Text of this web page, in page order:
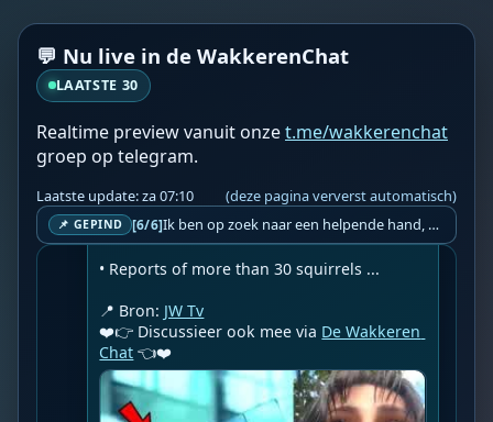
💬 Nu live in de WakkerenChat
LAATSTE 30
Realtime preview vanuit onzet.me/wakkerenchat
groep op telegram.
Laatste update: za 07:10 (deze pagina ververst automatisch)
📌 GEPIND [6/6] Ik ben op zoek naar een helpende hand, een menselijk oog, een admin die helpt met controleren of de chat wel correct word gemodereerd word door NoMoSpam. 98% gaat automatisch goed, toch ik dit nooit helemaal loslaten en moet er altijd een mens mee blijven opletten bij elke beslissing die gemaakt word. Waar bestaan de werkzaamheden uit? Mee kijken in admin log kanaal naar alle drugs/porno/scams die voorbij komen en in het geval van een randgevalletje, ingrijpen en b.v. een verwijderd maar wel toegestaan bericht terug plaatsen met een druk op de knop. tsja zo banaal en simpel is het gesteld.. Word je hier blij van? Nee. Strookt het je ego? Nee. Word je er beter van? Nee. Kost het veel tijd? Totaal niet, consistentie en regelmaat is belangrijker dan 'er even voor kunnen gaan zitten'.. het werk is in een paar seconden gepiept.. je checkt puur of AI de juiste beslissing heeft gemaakt.. …
locations.
• Birds reportedly behaving unusually in
South Jersey and other locations.
• Eyewitness reports involving dragonfly-
like objects, alongside a look at robotic
dragonfly technology.
• A squirrel repeatedly biting a wall in
Mississippi.
• Reports of more than 30 squirrels ...
📍 Bron: JW Tv
❤️👉 Discussieer ook mee via De Wakkeren
Chat 👈❤️